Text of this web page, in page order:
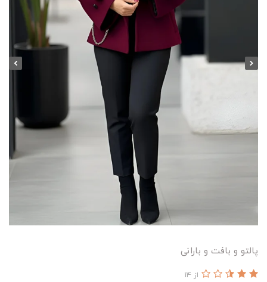
پالتو و بافت و بارانی
از 14